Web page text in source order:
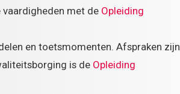
met de Opleiding
en toetsmomenten. Afspraken zijn
is de Opleiding